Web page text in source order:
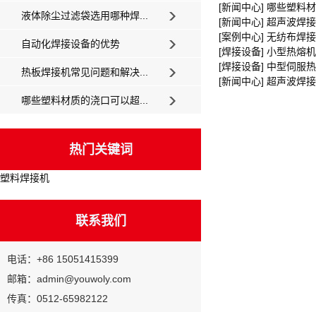
液体除尘过滤袋选用哪种焊...
自动化焊接设备的优势
热板焊接机常见问题和解决...
哪些塑料材质的浇口可以超...
热门关键词
塑料焊接机
联系我们
电话：+86 15051415399
邮箱：admin@youwoly.com
传真：0512-65982122
[新闻中心] 哪些塑料
[新闻中心] 超声波焊
[案例中心] 无纺布焊
[焊接设备] 小型热熔
[焊接设备] 中型伺服
[新闻中心] 超声波焊